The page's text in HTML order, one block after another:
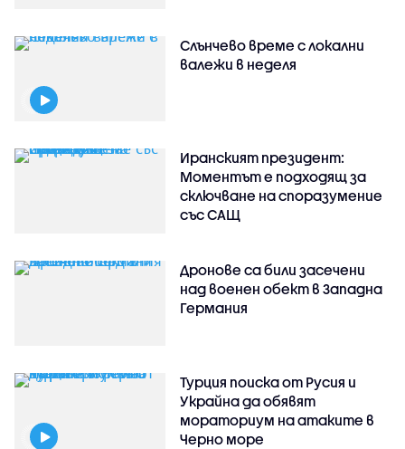
Слънчево време с локални
валежи в неделя
Иранският президент:
Моментът е подходящ за
сключване на споразумение
със САЩ
Дронове са били засечени
над военен обект в Западна
Германия
Турция поиска от Русия и
Украйна да обявят
мораториум на атаките в
Черно море